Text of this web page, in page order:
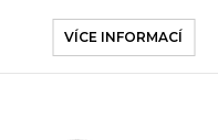
VÍCE INFORMACÍ